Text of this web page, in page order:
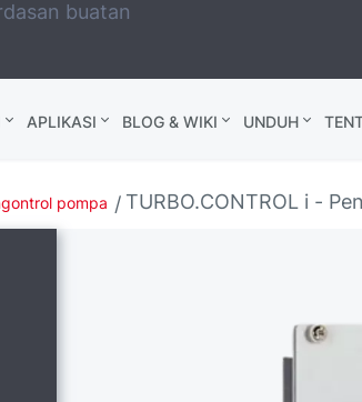
buatan
APLIKASI BLOG & WIKI UNDUH
pompa TURBO.CONTROL i -